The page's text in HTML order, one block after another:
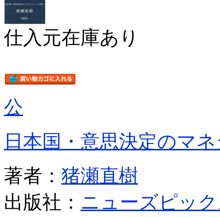
仕入元在庫あり
公
日本国・意思決定のマ
著者： 猪瀬直樹
出版社： ニューズピッ